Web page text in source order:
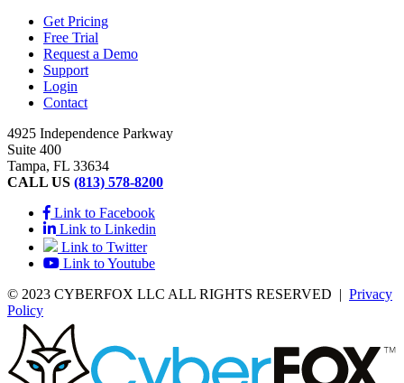
Get Pricing
Free Trial
Request a Demo
Support
Login
Contact
4925 Independence Parkway
Suite 400
Tampa, FL 33634
CALL US (813) 578-8200
Link to Facebook
Link to Linkedin
Link to Twitter
Link to Youtube
© 2023 CYBERFOX LLC ALL RIGHTS RESERVED | Privacy
Policy